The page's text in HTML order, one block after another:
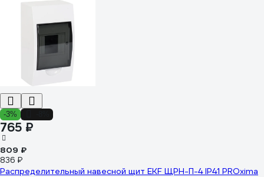
-3%
765 ₽
809 ₽
836 ₽
Распределительный навесной щит EKF ЩРН-П-4 IP41 PROxima